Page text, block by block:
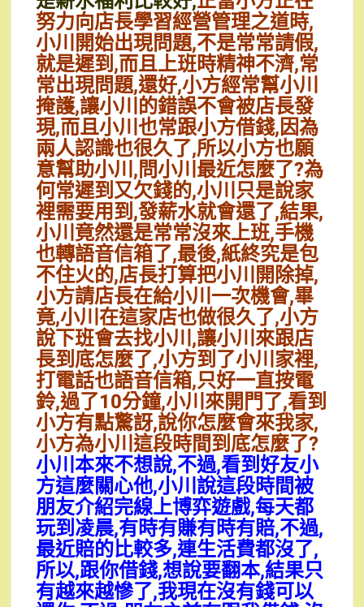
努力向店長學習經營管理之道時,
小川開始出現問題,不是常常請假,
就是遲到,而且上班時精神不濟,常
常出現問題,還好,小方經常幫小川
掩護,讓小川的錯誤不會被店長發
現,而且小川也常跟小方借錢,因為
兩人認識也很久了,所以小方也願
意幫助小川,問小川最近怎麼了?為
何常遲到又欠錢的,小川只是說家
裡需要用到,發薪水就會還了,結果,
小川竟然還是常常沒來上班,手機
也轉語音信箱了,最後,紙終究是包
不住火的,店長打算把小川開除掉,
小方請店長在給小川一次機會,畢
竟,小川在這家店也做很久了,小方
說下班會去找小川,讓小川來跟店
長到底怎麼了,小方到了小川家裡,
打電話也語音信箱,只好一直按電
鈴,過了10分鐘,小川來開門了,看到
小方有點驚訝,說你怎麼會來我家,
小方為小川這段時間到底怎麼了?
小川本來不想說,不過,看到好友小
方這麼關心他,小川說這段時間被
朋友介紹完線上博弈遊戲,每天都
玩到凌晨,有時有賺有時有賠,不過,
最近賠的比較多,連生活費都沒了,
所以,跟你借錢,想說要翻本,結果只
有越來越慘了,我現在沒有錢可以